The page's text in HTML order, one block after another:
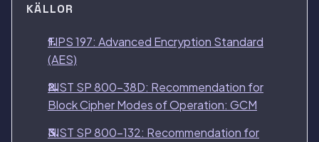
KÄLLOR
FIPS 197: Advanced Encryption Standard
(AES)
NIST SP 800-38D: Recommendation for
Block Cipher Modes of Operation: GCM
NIST SP 800-132: Recommendation for